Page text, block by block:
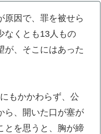
原因で、罪を被せら
なくとも13人もの
が、そこにはあった
もかかわらず、公
ら、開いた口が塞が
とを思うと、胸が締